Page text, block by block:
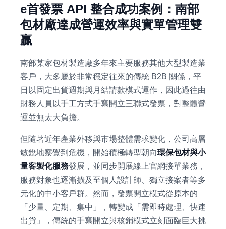
e首發票 API 整合成功案例：南部
包材廠達成營運效率與實單管理雙
贏
南部某家包材製造廠多年來主要服務其他大型製造業
客戶，大多屬於非常穩定往來的傳統 B2B 關係，平
日以固定出貨週期與月結請款模式運作，因此過往由
財務人員以手工方式手寫開立三聯式發票，對整體營
運並無太大負擔。
但隨著近年產業外移與市場整體需求變化，公司高層
敏銳地察覺到危機，開始積極轉型朝向環保包材與小
量客製化服務發展，並同步開展線上官網接單業務，
服務對象也逐漸擴及至個人設計師、獨立接案者等多
元化的中小客戶群。然而，發票開立模式從原本的
「少量、定期、集中」，轉變成「需即時處理、快速
出貨」，傳統的手寫開立與核銷模式立刻面臨巨大挑